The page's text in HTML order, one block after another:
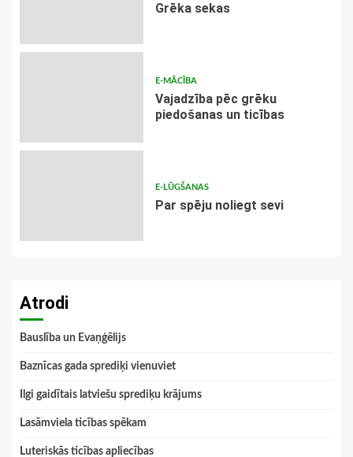
Grēka sekas
E-MĀCĪBA
Vajadzība pēc grēku
piedošanas un ticības
E-LŪGŠANAS
Par spēju noliegt sevi
Atrodi
Bauslība un Evaņģēlijs
Baznīcas gada sprediķi vienuviet
Ilgi gaidītais latviešu sprediķu krājums
Lasāmviela ticības spēkam
Luteriskās ticības apliecības